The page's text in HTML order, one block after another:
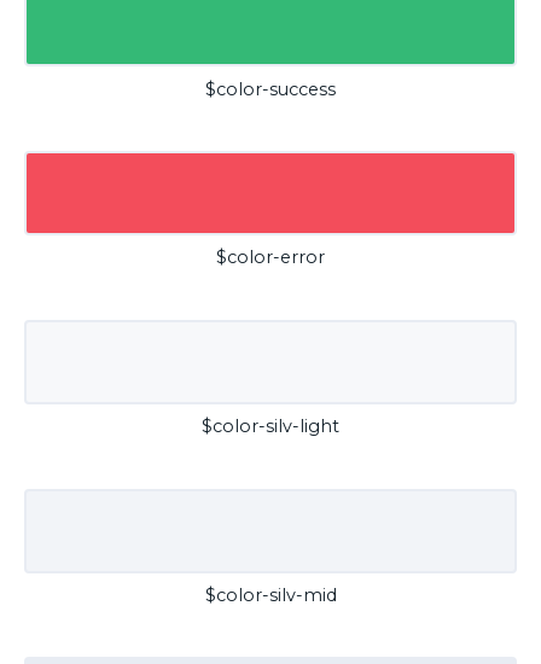
$color-success
$color-error
$color-silv-light
$color-silv-mid